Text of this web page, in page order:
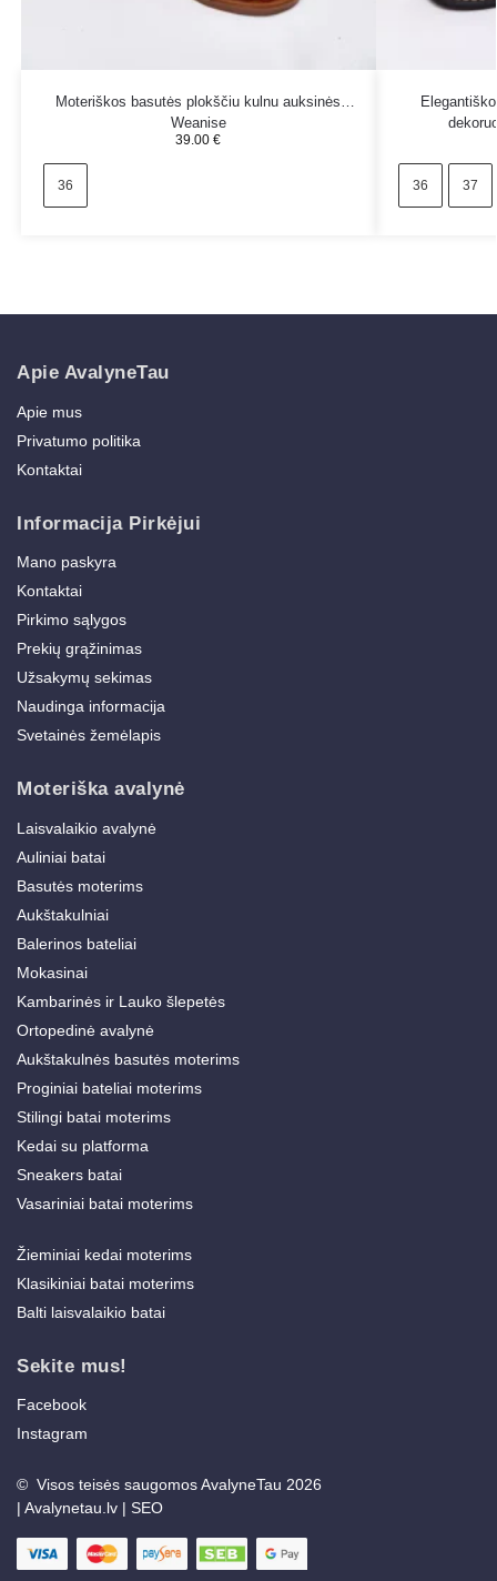
Moteriškos basutės plokščiu kulnu auksinės
Weanise
39.00€
36 36 37
Apie AvalyneTau
Apie mus
Privatumo politika
Kontaktai
Informacija Pirkėjui
Mano paskyra
Kontaktai
Pirkimo sąlygos
Prekių grąžinimas
Užsakymų sekimas
Naudinga informacija
Svetainės žemėlapis
Moteriška avalynė
Laisvalaikio avalynė
Auliniai batai
Basutės moterims
Aukštakulniai
Balerinos bateliai
Mokasinai
Kambarinės ir Lauko šlepetės
Ortopedinė avalynė
Aukštakulnės basutės moterims
Proginiai bateliai moterims
Stilingi batai moterims
Kedai su platforma
Sneakers batai
Vasariniai batai moterims
Žieminiai kedai moterims
Klasikiniai batai moterims
Balti laisvalaikio batai
Sekite mus!
Facebook
Instagram
© Visos teisės saugomos AvalyneTau 2026
| Avalynetau.lv | SEO